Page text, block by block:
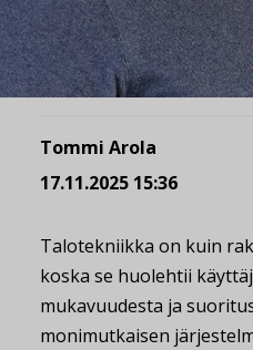
Tommi Arola
17.11.2025 15:36
Talotekniikka on kuin
koska se huolehtii
mukavuudesta ja
monimutkaisen